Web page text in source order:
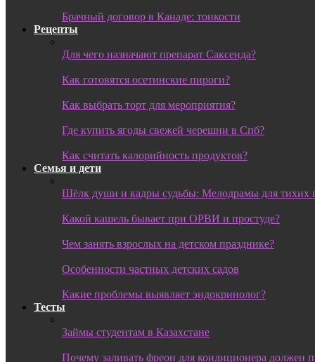
Брачный договор в Канаде: тонкости
Рецепты
Для чего назначают препарат Саксенда?
Как готовятся осетинские пироги?
Как выбрать торт для мероприятия?
Где купить ягоды свежей черешни в Спб?
Как считать калорийность продуктов?
Семья и дети
Шёлк души и кадры судьбы: Мелодрамы для тихих
Какой кашель бывает при ОРВИ и простуде?
Чем занять взрослых на детском празднике?
Особенности частных детских садов
Какие проблемы выявляет эндокринолог?
Тесты
Займы студентам в Казахстане
Почему заливать фреон для кондиционера должен